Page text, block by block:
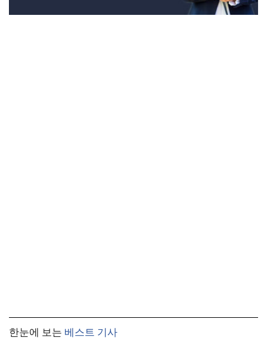
한눈에 보는 베스트 기사